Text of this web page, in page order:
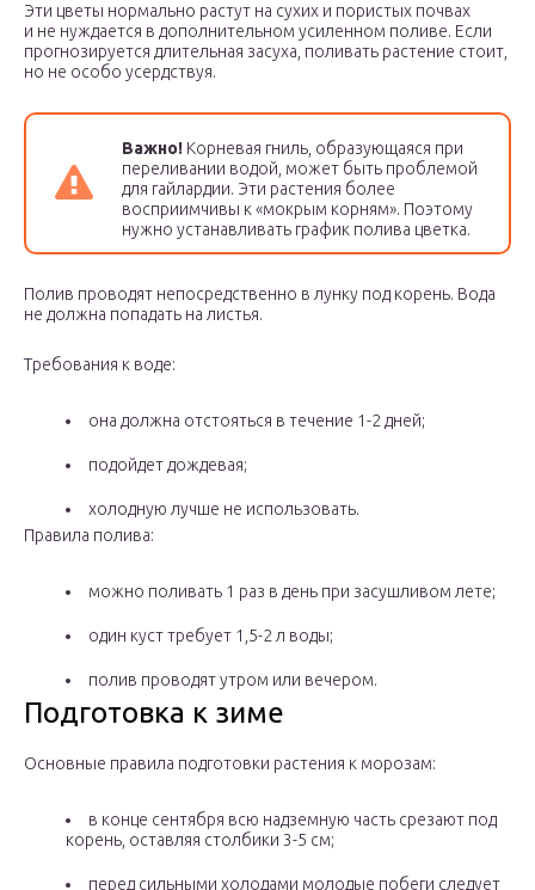
Эти цветы нормально растут на сухих и пористых почвах
и не нуждается в дополнительном усиленном поливе. Если
прогнозируется длительная засуха, поливать растение стоит,
но не особо усердствуя.
Важно! Корневая гниль, образующаяся при
переливании водой, может быть проблемой
для гайлардии. Эти растения более
восприимчивы к «мокрым корням». Поэтому
нужно устанавливать график полива цветка.
Полив проводят непосредственно в лунку под корень. Вода
не должна попадать на листья.
Требования к воде:
она должна отстояться в течение 1-2 дней;
подойдет дождевая;
холодную лучше не использовать.
Правила полива:
можно поливать 1 раз в день при засушливом лете;
один куст требует 1,5-2 л воды;
полив проводят утром или вечером.
Подготовка к зиме
Основные правила подготовки растения к морозам:
в конце сентября всю надземную часть срезают под
корень, оставляя столбики 3-5 см;
перед сильными холодами молодые побеги следует